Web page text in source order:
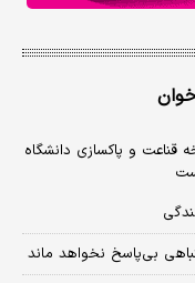
و پاکسازی دانشگاه
بی‌پاسخ نخواهد ماند